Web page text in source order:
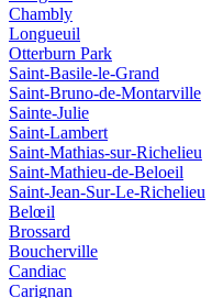
Chambly
Longueuil
Otterburn Park
Saint-Basile-le-Grand
Saint-Bruno-de-Montarville
Sainte-Julie
Saint-Lambert
Saint-Mathias-sur-Richelieu
Saint-Mathieu-de-Beloeil
Saint-Jean-Sur-Le-Richelieu
Belœil
Brossard
Boucherville
Candiac
Carignan